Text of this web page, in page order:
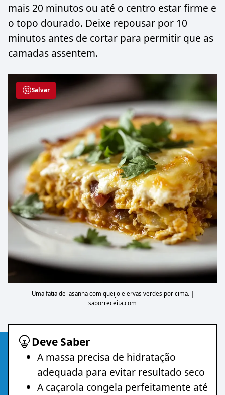
mais 20 minutos ou até o centro estar firme e
o topo dourado. Deixe repousar por 10
minutos antes de cortar para permitir que as
camadas assentem.
Salvar
Uma fatia de lasanha com queijo e ervas verdes por cima. |
saborreceita.com
Deve Saber
A massa precisa de hidratação
adequada para evitar resultado seco
A caçarola congela perfeitamente até